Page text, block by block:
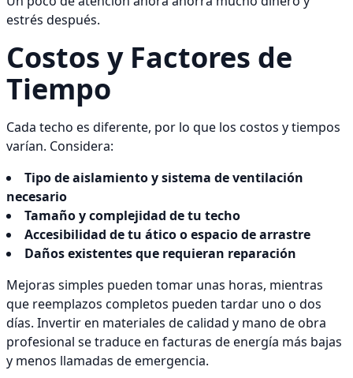
estrés después.
Costos y Factores de
Tiempo
Cada techo es diferente, por lo que los costos y tiempos
varían. Considera:
Tipo de aislamiento y sistema de ventilación
necesario
Tamaño y complejidad de tu techo
Accesibilidad de tu ático o espacio de arrastre
Daños existentes que requieran reparación
Mejoras simples pueden tomar unas horas, mientras
que reemplazos completos pueden tardar uno o dos
días. Invertir en materiales de calidad y mano de obra
profesional se traduce en facturas de energía más bajas
y menos llamadas de emergencia.